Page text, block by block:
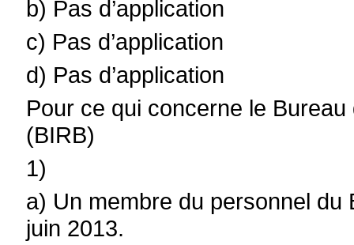
b) Pas d’application
c) Pas d’application
d) Pas d’application
Pour ce qui concerne le Bureau
(BIRB)
1)
a) Un membre du personnel
juin 2013.